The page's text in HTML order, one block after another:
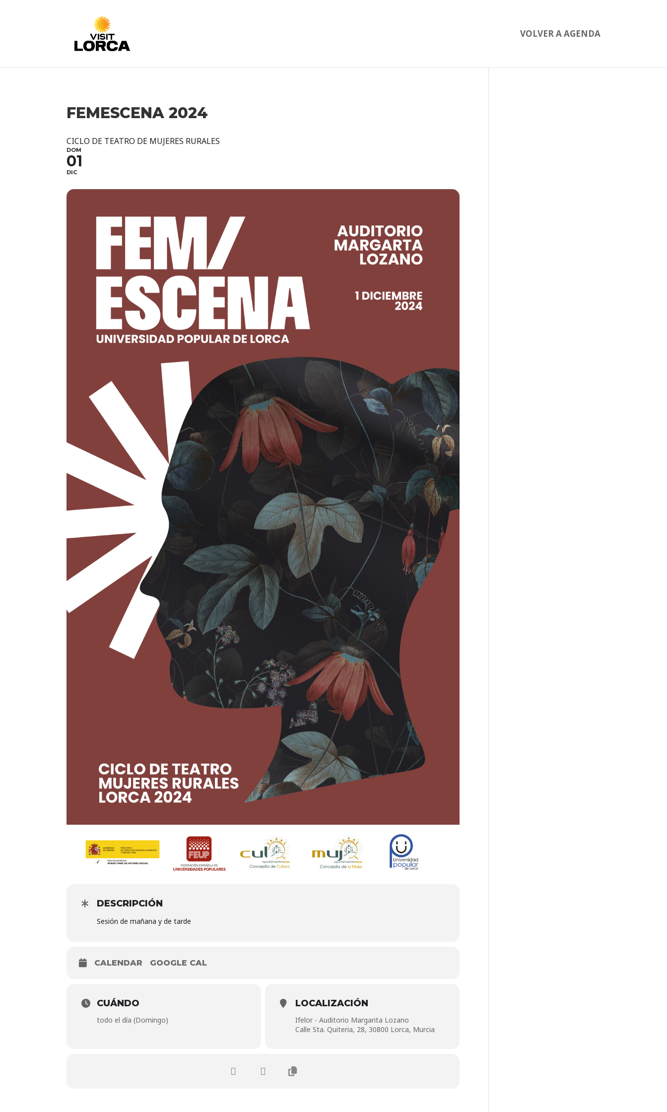
VOLVER A AGENDA
FEMESCENA 2024
CICLO DE TEATRO DE MUJERES RURALES
DOM
01
DIC
DESCRIPCIÓN
Sesión de mañana y de tarde
CALENDAR GOOGLE CAL
CUÁNDO
todo el día (Domingo)
LOCALIZACIÓN
Ifelor - Auditorio Margarita Lozano
Calle Sta. Quiteria, 28, 30800 Lorca, Murcia